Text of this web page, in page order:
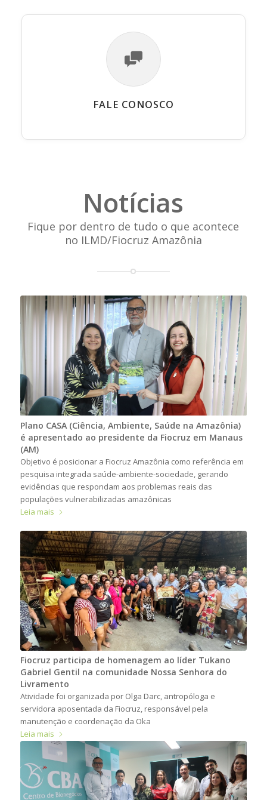
FALE CONOSCO
Notícias
Fique por dentro de tudo o que acontece
no ILMD/Fiocruz Amazônia
Plano CASA (Ciência, Ambiente, Saúde na Amazônia)
é apresentado ao presidente da Fiocruz em Manaus
(AM)
Objetivo é posicionar a Fiocruz Amazônia como referência em
pesquisa integrada saúde-ambiente-sociedade, gerando
evidências que respondam aos problemas reais das
populações vulnerabilizadas amazônicas
Leia mais
Fiocruz participa de homenagem ao líder Tukano
Gabriel Gentil na comunidade Nossa Senhora do
Livramento
Atividade foi organizada por Olga Darc, antropóloga e
servidora aposentada da Fiocruz, responsável pela
manutenção e coordenação da Oka
Leia mais